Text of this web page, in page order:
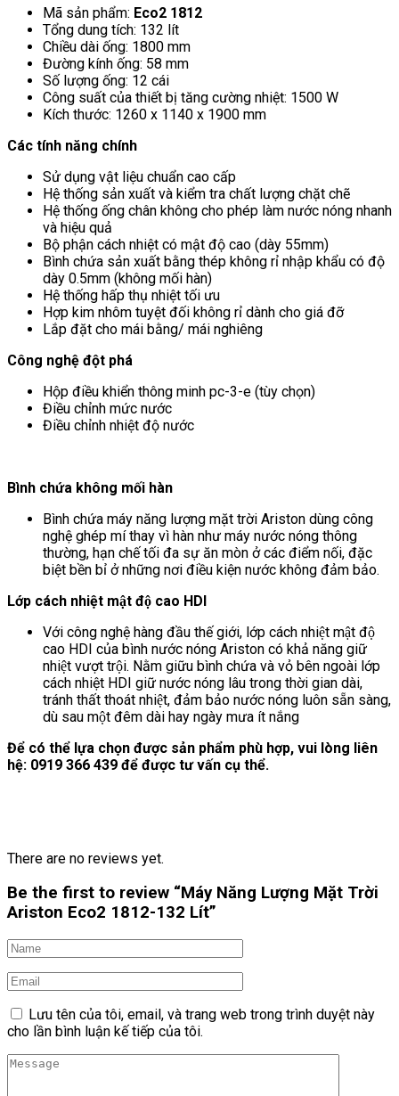
Mã sản phẩm: Eco2 1812
Tổng dung tích: 132 lít
Chiều dài ống: 1800 mm
Đường kính ống: 58 mm
Số lượng ống: 12 cái
Công suất của thiết bị tăng cường nhiệt: 1500 W
Kích thước: 1260 x 1140 x 1900 mm
Các tính năng chính
Sử dụng vật liệu chuẩn cao cấp
Hệ thống sản xuất và kiểm tra chất lượng chặt chẽ
Hệ thống ống chân không cho phép làm nước nóng nhanh
và hiệu quả
Bộ phận cách nhiệt có mật độ cao (dày 55mm)
Bình chứa sản xuất bằng thép không rỉ nhập khẩu có độ
dày 0.5mm (không mối hàn)
Hệ thống hấp thụ nhiệt tối ưu
Hợp kim nhôm tuyệt đối không rỉ dành cho giá đỡ
Lắp đặt cho mái bằng/ mái nghiêng
Công nghệ đột phá
Hộp điều khiển thông minh pc-3-e (tùy chọn)
Điều chỉnh mức nước
Điều chỉnh nhiệt độ nước
Bình chứa không mối hàn
Bình chứa máy năng lượng mặt trời Ariston dùng công
nghệ ghép mí thay vì hàn như máy nước nóng thông
thường, hạn chế tối đa sự ăn mòn ở các điểm nối, đặc
biệt bền bỉ ở những nơi điều kiện nước không đảm bảo.
Lớp cách nhiệt mật độ cao HDI
Với công nghệ hàng đầu thế giới, lớp cách nhiệt mật độ
cao HDI của bình nước nóng Ariston có khả năng giữ
nhiệt vượt trội. Nằm giữu bình chứa và vỏ bên ngoài lớp
cách nhiệt HDI giữ nước nóng lâu trong thời gian dài,
tránh thất thoát nhiệt, đảm bảo nước nóng luôn sẵn sàng,
dù sau một đêm dài hay ngày mưa ít nắng
Để có thể lựa chọn được sản phẩm phù hợp, vui lòng liên
hệ: 0919 366 439 để được tư vấn cụ thể.
There are no reviews yet.
Be the first to review “Máy Năng Lượng Mặt Trời
Ariston Eco2 1812-132 Lít”
Lưu tên của tôi, email, và trang web trong trình duyệt này
cho lần bình luận kế tiếp của tôi.